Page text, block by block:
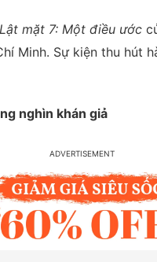
Lật mặt 7: Một điều ước
Minh. Sự kiện thu hút
nghìn khán giả